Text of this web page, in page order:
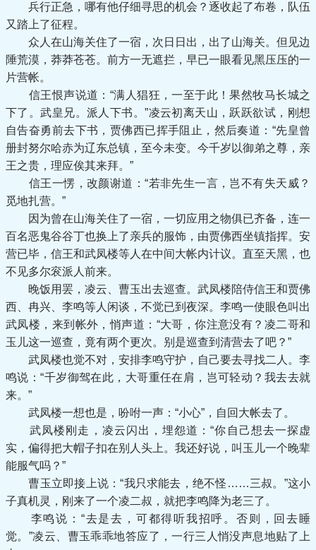
兵行正急，哪有他仔细寻思的机会？逐收起了布卷，队伍
又踏上了征程。
众人在山海关住了一宿，次日日出，出了山海关。但见边
陲荒漠，莽莽苍苍。前方一无遮拦，早已一眼看见黑压压的一
片营帐。
信王恨声说道：“满人猖狂，一至于此！果然牧马长城之
下了。武皇兄。派人下书。”凌云初离天山，跃跃欲试，刚想
自告奋勇前去下书，贾佛西已挥手阻止，然后奏道：“先皇曾
册封努尔哈赤为辽东总镇，至今未变。今千岁以御弟之尊，亲
王之贵，理应俟其来拜。”
信王一愣，改颜谢道：“若非先生一言，岂不有失天威？
觅地扎营。”
因为曾在山海关住了一宿，一切应用之物俱已齐备，连一
百名恶鬼谷谷丁也换上了亲兵的服饰，由贾佛西坐镇指挥。安
营已毕，信王和武凤楼等人在中间大帐内计议。直至天黑，也
不见多尔衮派人前来。
晚饭用罢，凌云、曹玉出去巡查。武凤楼陪侍信王和贾佛
西、冉兴、李鸣等人闲谈，不觉已到夜深。李鸣一使眼色叫出
武凤楼，来到帐外，悄声道：“大哥，你注意没有？凌二哥和
玉儿这一巡查，竟有两个更次。别是巡查到清营去了吧？”
武凤楼也觉不对，安排李鸣守护，自己要去寻找二人。李
鸣说：“千岁御驾在此，大哥重任在肩，岂可轻动？我去去就
来。”
武凤楼一想也是，吩咐一声：“小心”，自回大帐去了。
武凤楼刚走，凌云闪出，埋怨道：“你自己想去一探虚
实，偏得把大帽子扣在别人头上。我还好说，叫玉儿一个晚辈
能服气吗？”
曹玉立即接上说：“我只求能去，绝不怪……三叔。”这小
子真机灵，刚来了一个凌二叔，就把李鸣降为老三了。
李鸣说：“去是去，可都得听我招呼。否则，回去睡
觉。”凌云、曹玉乖乖地答应了，一行三人悄没声息地贴了上